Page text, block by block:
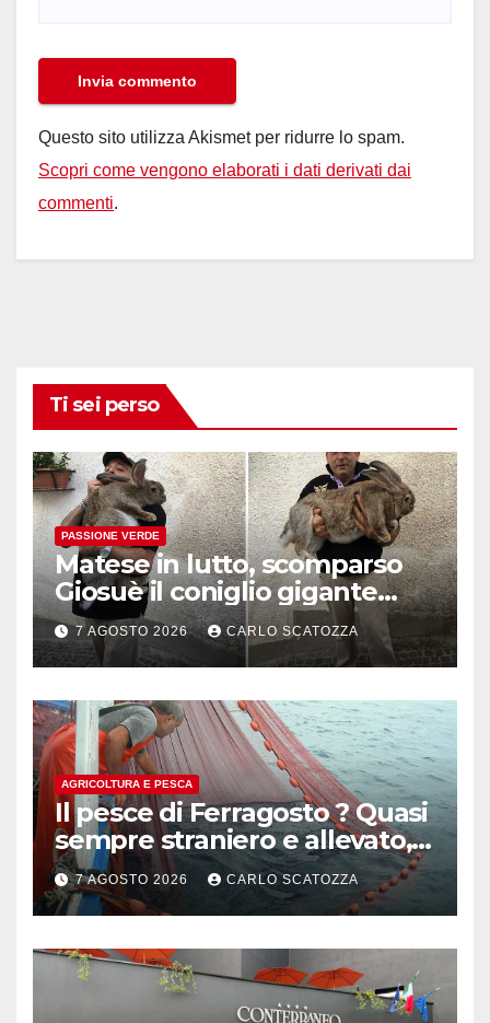
Questo sito utilizza Akismet per ridurre lo spam.
Scopri come vengono elaborati i dati derivati dai
commenti.
Ti sei perso
PASSIONE VERDE
Matese in lutto, scomparso
Giosuè il coniglio gigante
pluripremiato
7 AGOSTO 2026 CARLO SCATOZZA
AGRICOLTURA E PESCA
Il pesce di Ferragosto ? Quasi
sempre straniero e allevato,
in sofferenza
7 AGOSTO 2026 CARLO SCATOZZA